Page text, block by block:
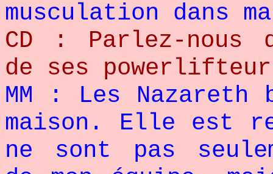
musculation dans
CD : Parlez-nous
de ses
MM : Les Nazareth
maison. Elle est
ne sont pas